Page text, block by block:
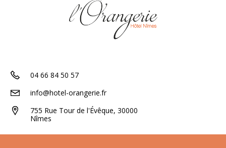
04 66 84 50 57
info@hotel-orangerie.fr
755 Rue Tour de l'Évêque, 30000
Nîmes